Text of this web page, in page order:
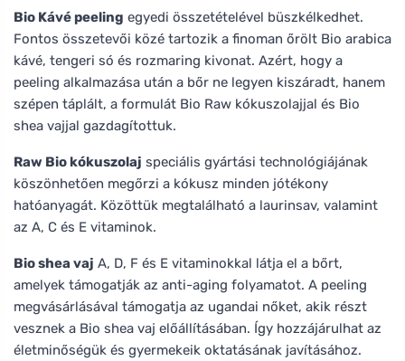
Bio Kávé peeling egyedi összetételével büszkélkedhet.
Fontos összetevői közé tartozik a finoman őrölt Bio arabica
kávé, tengeri só és rozmaring kivonat. Azért, hogy a
peeling alkalmazása után a bőr ne legyen kiszáradt, hanem
szépen táplált, a formulát Bio Raw kókuszolajjal és Bio
shea vajjal gazdagítottuk.
Raw Bio kókuszolaj speciális gyártási technológiájának
köszönhetően megőrzi a kókusz minden jótékony
hatóanyagát. Közöttük megtalálható a laurinsav, valamint
az A, C és E vitaminok.
Bio shea vaj A, D, F és E vitaminokkal látja el a bőrt,
amelyek támogatják az anti-aging folyamatot. A peeling
megvásárlásával támogatja az ugandai nőket, akik részt
vesznek a Bio shea vaj előállításában. Így hozzájárulhat az
életminőségük és gyermekeik oktatásának javításához.